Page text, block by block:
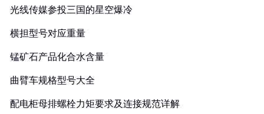
光线传媒参投三国的星空爆冷
横担型号对应重量
锰矿石产品化合水含量
曲臂车规格型号大全
配电柜母排螺栓力矩要求及连接规范详解